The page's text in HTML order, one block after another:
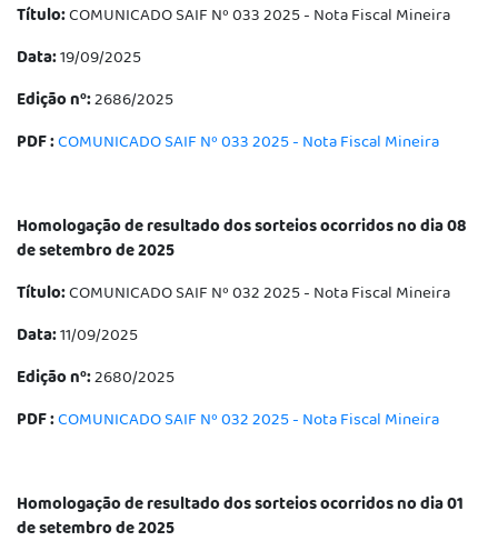
Título:COMUNICADO SAIF Nº 033 2025 - Nota Fiscal Mineira
Data:19/09/2025
Edição nº:2686/2025
PDF :COMUNICADO SAIF Nº 033 2025 - Nota Fiscal Mineira
Homologação de resultado dos sorteios ocorridos no dia 08
de setembro de 2025
Título:COMUNICADO SAIF Nº 032 2025 - Nota Fiscal Mineira
Data:11/09/2025
Edição nº:2680/2025
PDF :COMUNICADO SAIF Nº 032 2025 - Nota Fiscal Mineira
Homologação de resultado dos sorteios ocorridos no dia 01
de setembro de 2025